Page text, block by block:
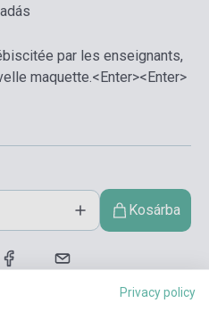
par les enseignants,
maquette.<Enter><Enter>
Kosárba
Privacy policy